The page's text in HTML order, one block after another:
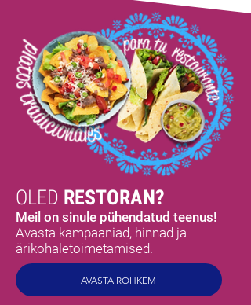
OLED RESTORAN?
Meil on sinule pühendatud teenus!
Avasta kampaaniad, hinnad ja
ärikohaletoimetamised.
AVASTA ROHKEM